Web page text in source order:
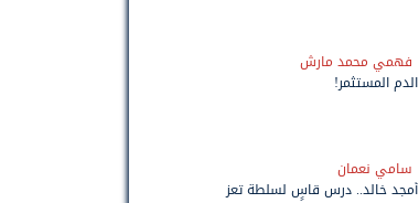
فهمي محمد مارش
الدم المستثمر!
سامي نعمان
أمجد خالد.. درس قاسٍ لسلطة تعز